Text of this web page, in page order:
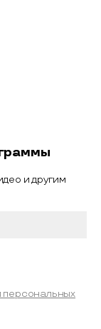
и другим
персональных